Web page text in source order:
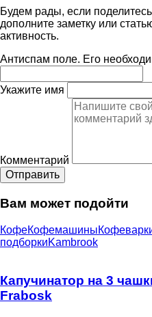
Будем рады, если
дополните заметку или
активность.
Антиспам поле. Его
Укажите имя
Комментарий
Отправить
Вам может подойти
КофеКофемашины
подборкиKambrook
Капучинатор на 3
Frabosk